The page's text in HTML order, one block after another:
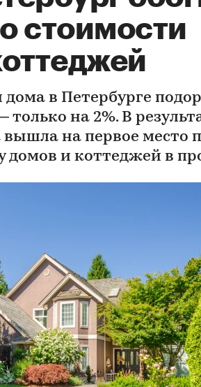
стоимости
дома в Петербурге
только на 2%. В
вышла на первое место
домов и коттеджей в